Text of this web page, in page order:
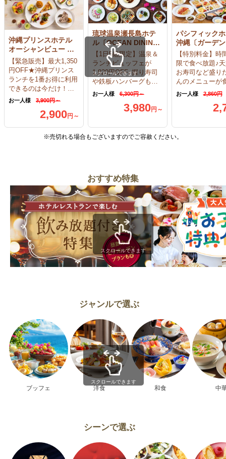
沖縄プリンスホテル
オーシャンビュー ぎ
のわん〔オールデイ
ダイニング ジノー
ン〕
【緊急販売】最大1,350
円OFF★沖縄プリンス
ランチを1番お得に利用
できるのは今だけ！！
「ハワイ＆スパイスア
お一人様 3,900円～
2,900円 ～
琉球温泉瀬長島ホテ
ル〔OCEAN DINING
風庭〕
【1日5組限定】温泉＆
ランチビュッフェが
1,820円OFF♪握り寿司
や鉄板ハンバーグも食
べ放題＋アルコール飲
お一人様 6,300円～
3,980円 ～
パシフィック
沖縄〔ガーデ
トラン竜潭〕
【特別料金】時
限で食べ放題♪
お寿司など盛り
んのメニューが
題♪
お一人様 2,860円
スクロールできます
※売切れる場合もございますのでご容赦ください。
おすすめ特集
スクロールできます
ジャンルで選ぶ
ブッフェ 洋食 和食 中
スクロールできます
シーンで選ぶ